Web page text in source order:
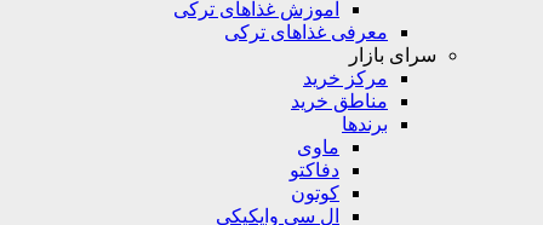
آموزش غذاهای ترکی
معرفی غذاهای ترکی
سرای بازار
مرکز خرید
مناطق خرید
برندها
ماوی
دفاکتو
کوتون
ال سی وایکیکی